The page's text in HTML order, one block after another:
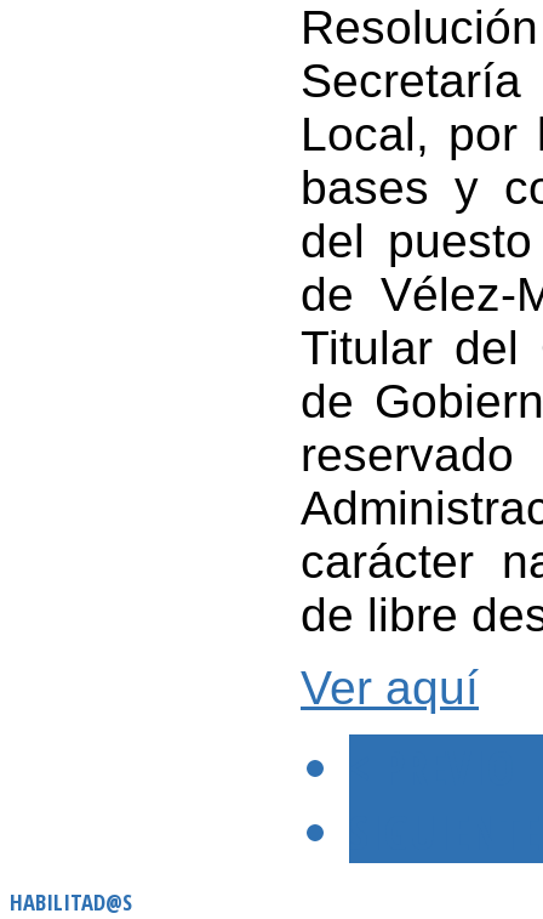
Local, por
bases y
del
de Vélez-
Titular del
de
carácter
de libre
Ver aquí
HABILITAD@S